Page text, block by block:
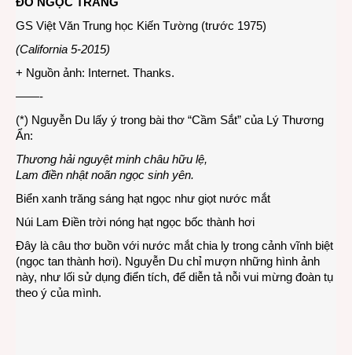
GS Việt Văn Trung học Kiến Tường (trước 1975)
(California 5-2015)
+ Nguồn ảnh: Internet. Thanks.
——-
(*) Nguyễn Du lấy ý trong bài thơ “Cầm Sắt” của Lý Thương
Ẩn:
Thương hải nguyệt minh châu hữu lệ,
Lam điền nhật noãn ngọc sinh yên.
Biển xanh trăng sáng hạt ngọc như giọt nước mắt
Núi Lam Điền trời nóng hạt ngọc bốc thành hơi
Đây là câu thơ buồn với nước mắt chia ly trong cảnh vĩnh biệt
(ngọc tan thành hơi). Nguyễn Du chỉ mượn những hình ảnh
này, như lối sử dụng điển tích, để diễn tả nỗi vui mừng đoàn tụ
theo ý của mình.